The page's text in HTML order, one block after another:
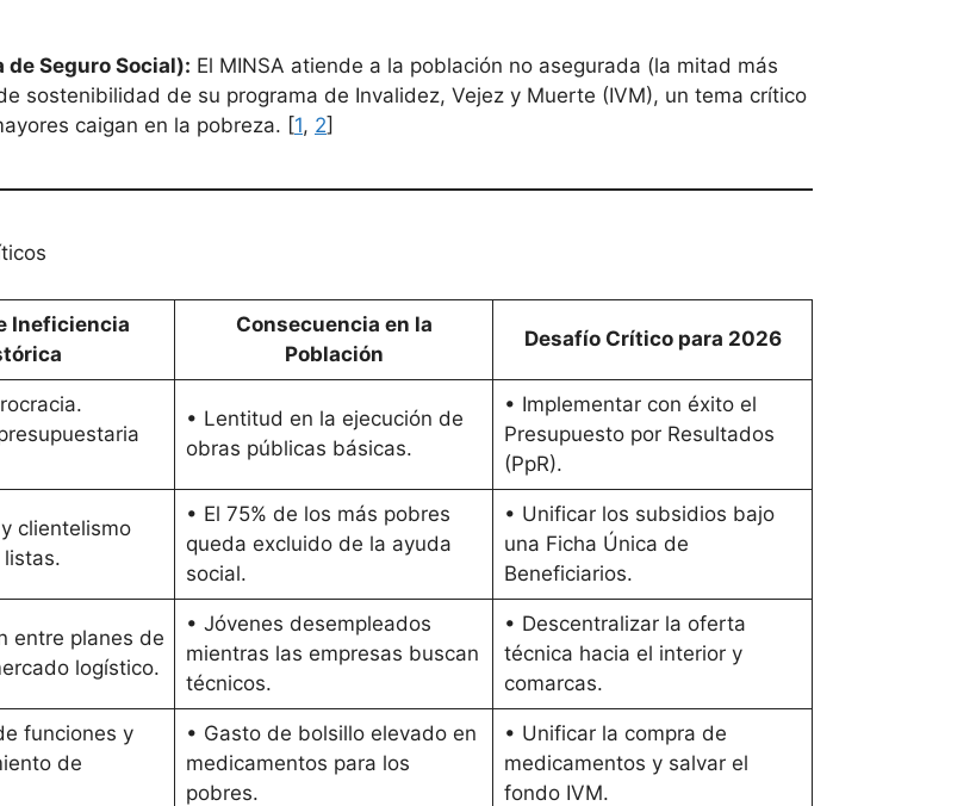
de Seguro Social): El MINSA atiende a la población no asegurada (la mitad más
sostenibilidad de su programa de Invalidez, Vejez y Muerte (IVM), un tema crítico
caigan en la pobreza. [1, 2]
Ineficiencia
Consecuencia en la
Población
Desafío Crítico para 2026
• Lentitud en la ejecución de
obras públicas básicas.
• Implementar con éxito el
Presupuesto por Resultados
(PpR).
clientelismo
• El 75% de los más pobres
queda excluido de la ayuda
social.
• Unificar los subsidios bajo
una Ficha Única de
Beneficiarios.
entre planes de
logístico.
• Jóvenes desempleados
mientras las empresas buscan
técnicos.
• Descentralizar la oferta
técnica hacia el interior y
comarcas.
funciones y
de
• Gasto de bolsillo elevado en
medicamentos para los
pobres.
• Unificar la compra de
medicamentos y salvar el
fondo IVM.